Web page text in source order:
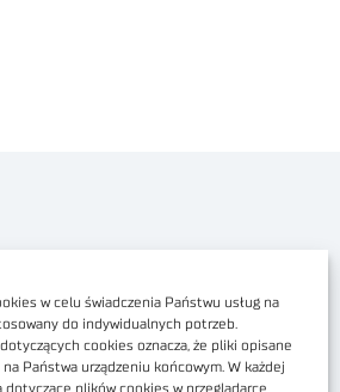
w celu świadczenia Państwu usług na
do indywidualnych potrzeb.
cookies oznacza, że pliki opisane
na Państwa urządzeniu końcowym. W każdej
plików cookies w przeglądarce